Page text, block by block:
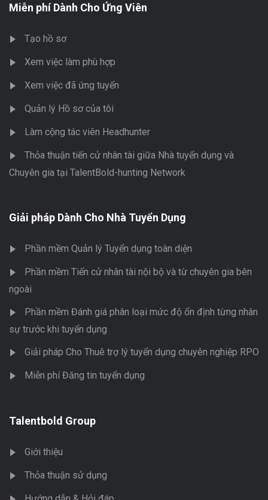
Miễn phí Dành Cho Ứng Viên
Tạo hồ sơ
Xem việc làm phù hợp
Xem việc đã ứng tuyển
Quản lý Hồ sơ của tôi
Làm cộng tác viên Headhunter
Thỏa thuận tiến cử nhân tài giữa Nhà tuyển dụng và
Chuyên gia tại TalentBold-hunting Network
Giải pháp Dành Cho Nhà Tuyển Dụng
Phần mềm Quản lý Tuyển dụng toàn diện
Phần mềm Tiến cử nhân tài nội bộ và từ chuyên gia bên
ngoài
Phần mềm Đánh giá phân loại mức độ ổn định từng nhân
sự trước khi tuyển dụng
Giải pháp Cho Thuê trợ lý tuyển dụng chuyên nghiệp RPO
Miễn phí Đăng tin tuyển dụng
Talentbold Group
Giới thiệu
Thỏa thuận sử dụng